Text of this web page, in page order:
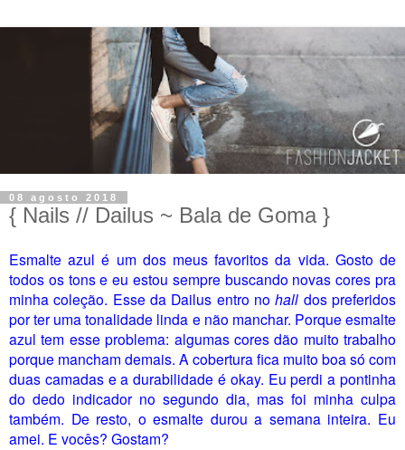
08 agosto 2018
{ Nails // Dailus ~ Bala de Goma }
Esmalte azul é um dos meus favoritos da vida. Gosto de
todos os tons e eu estou sempre buscando novas cores pra
minha coleção. Esse da Dailus entro nohall dos preferidos
por ter uma tonalidade linda e não manchar. Porque esmalte
azul tem esse problema: algumas cores dão muito trabalho
porque mancham demais. A cobertura fica muito boa só com
duas camadas e a durabilidade é okay. Eu perdi a pontinha
do dedo indicador no segundo dia, mas foi minha culpa
também. De resto, o esmalte durou a semana inteira. Eu
amei. E vocês? Gostam?